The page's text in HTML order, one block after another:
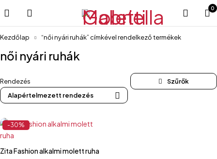
0
Kezdőlap “női nyári ruhák” címkével rendelkező termékek
női nyári ruhák
Rendezés
Alapértelmezett rendezés
-30%
Zita Fashion alkalmi molett ruha